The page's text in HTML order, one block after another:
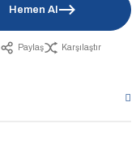
Hemen Al
Paylaş Karşılaştır